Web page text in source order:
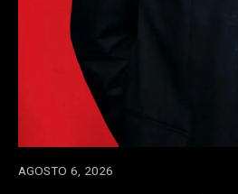
AGOSTO 6, 2026